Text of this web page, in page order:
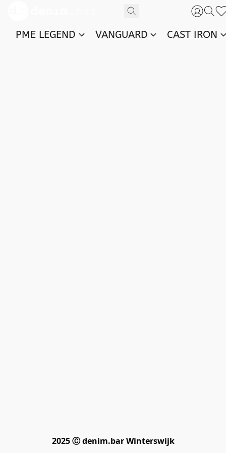
PME LEGEND VANGUARD CAST IRON
2025 Ⓒ denim.bar Winterswijk